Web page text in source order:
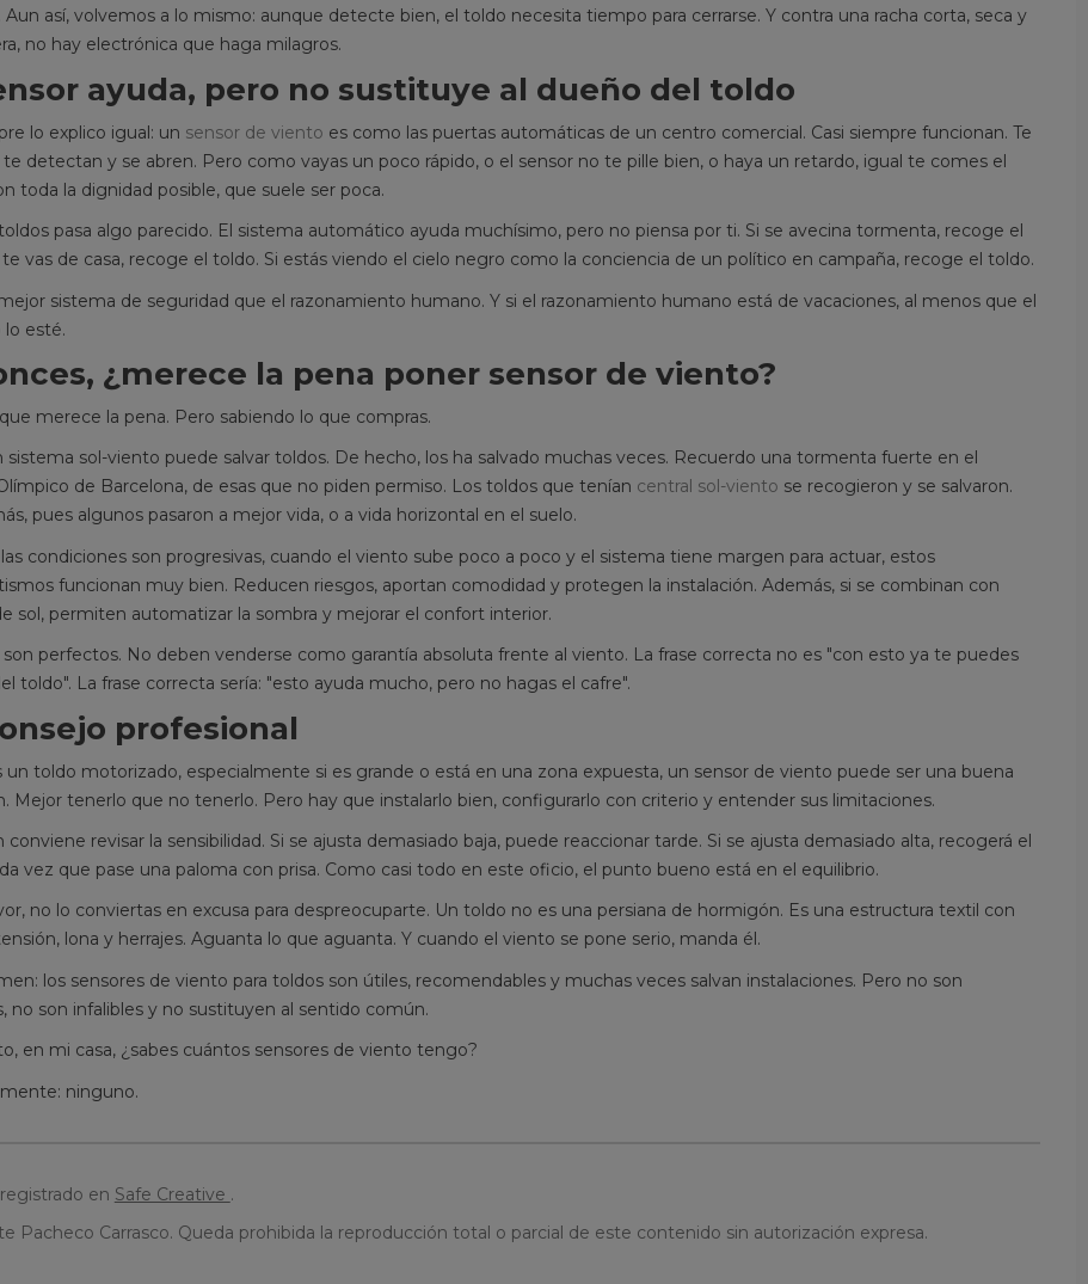
Aun así, volvemos a lo mismo: aunque detecte bien, el toldo necesita tiempo para cerrarse. Y contra una racha corta, seca y
no hay electrónica que haga milagros.
ayuda, pero no sustituye al dueño del toldo
lo explico igual: un sensor de viento es como las puertas automáticas de un centro comercial. Casi siempre funcionan. Te
te detectan y se abren. Pero como vayas un poco rápido, o el sensor no te pille bien, o haya un retardo, igual te comes el
toda la dignidad posible, que suele ser poca.
pasa algo parecido. El sistema automático ayuda muchísimo, pero no piensa por ti. Si se avecina tormenta, recoge el
vas de casa, recoge el toldo. Si estás viendo el cielo negro como la conciencia de un político en campaña, recoge el toldo.
sistema de seguridad que el razonamiento humano. Y si el razonamiento humano está de vacaciones, al menos que el
esté.
¿merece la pena poner sensor de viento?
merece la pena. Pero sabiendo lo que compras.
sistema sol-viento puede salvar toldos. De hecho, los ha salvado muchas veces. Recuerdo una tormenta fuerte en el
de Barcelona, de esas que no piden permiso. Los toldos que tenían central sol-viento se recogieron y se salvaron.
pues algunos pasaron a mejor vida, o a vida horizontal en el suelo.
condiciones son progresivas, cuando el viento sube poco a poco y el sistema tiene margen para actuar, estos
funcionan muy bien. Reducen riesgos, aportan comodidad y protegen la instalación. Además, si se combinan con
sol, permiten automatizar la sombra y mejorar el confort interior.
son perfectos. No deben venderse como garantía absoluta frente al viento. La frase correcta no es "con esto ya te puedes
toldo". La frase correcta sería: "esto ayuda mucho, pero no hagas el cafre".
profesional
un toldo motorizado, especialmente si es grande o está en una zona expuesta, un sensor de viento puede ser una buena
Mejor tenerlo que no tenerlo. Pero hay que instalarlo bien, configurarlo con criterio y entender sus limitaciones.
conviene revisar la sensibilidad. Si se ajusta demasiado baja, puede reaccionar tarde. Si se ajusta demasiado alta, recogerá el
vez que pase una paloma con prisa. Como casi todo en este oficio, el punto bueno está en el equilibrio.
no lo conviertas en excusa para despreocuparte. Un toldo no es una persiana de hormigón. Es una estructura textil con
lona y herrajes. Aguanta lo que aguanta. Y cuando el viento se pone serio, manda él.
los sensores de viento para toldos son útiles, recomendables y muchas veces salvan instalaciones. Pero no son
no son infalibles y no sustituyen al sentido común.
en mi casa, ¿sabes cuántos sensores de viento tengo?
ninguno.
en Safe Creative .
Pacheco Carrasco. Queda prohibida la reproducción total o parcial de este contenido sin autorización expresa.